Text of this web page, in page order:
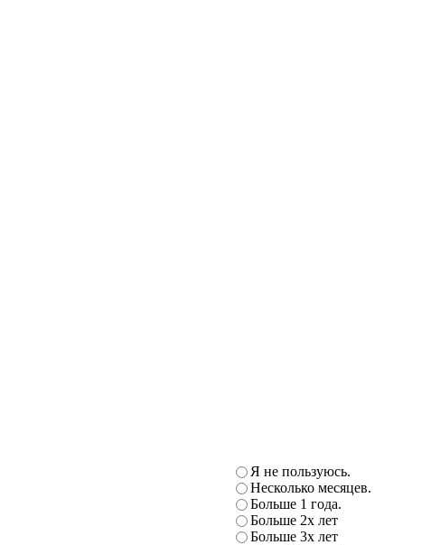
Я не пользуюсь.
Несколько месяцев.
Больше 1 года.
Больше 2х лет
Больше 3х лет